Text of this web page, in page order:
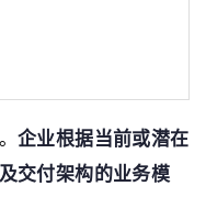
企业根据当前或潜在
交付架构的业务模